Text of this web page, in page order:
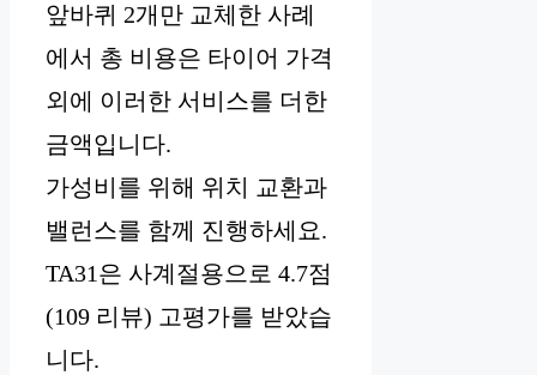
앞바퀴 2개만 교체한 사례
에서 총 비용은 타이어 가격
외에 이러한 서비스를 더한
금액입니다.
가성비를 위해 위치 교환과
밸런스를 함께 진행하세요.
TA31은 사계절용으로 4.7점
(109 리뷰) 고평가를 받았습
니다.